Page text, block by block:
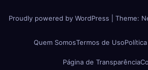
Proudly powered by WordPress Theme:
Quem SomosTermos de Uso
Página de Transparência